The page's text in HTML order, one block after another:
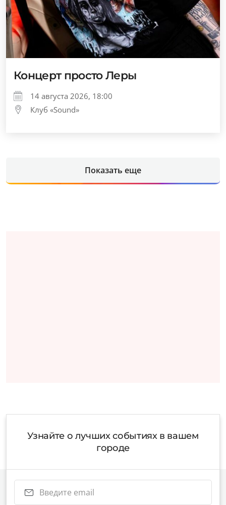
Концерт просто Леры
14 августа 2026, 18:00
Клуб «Sound»
Показать еще
Узнайте о лучших событиях в вашем
городе